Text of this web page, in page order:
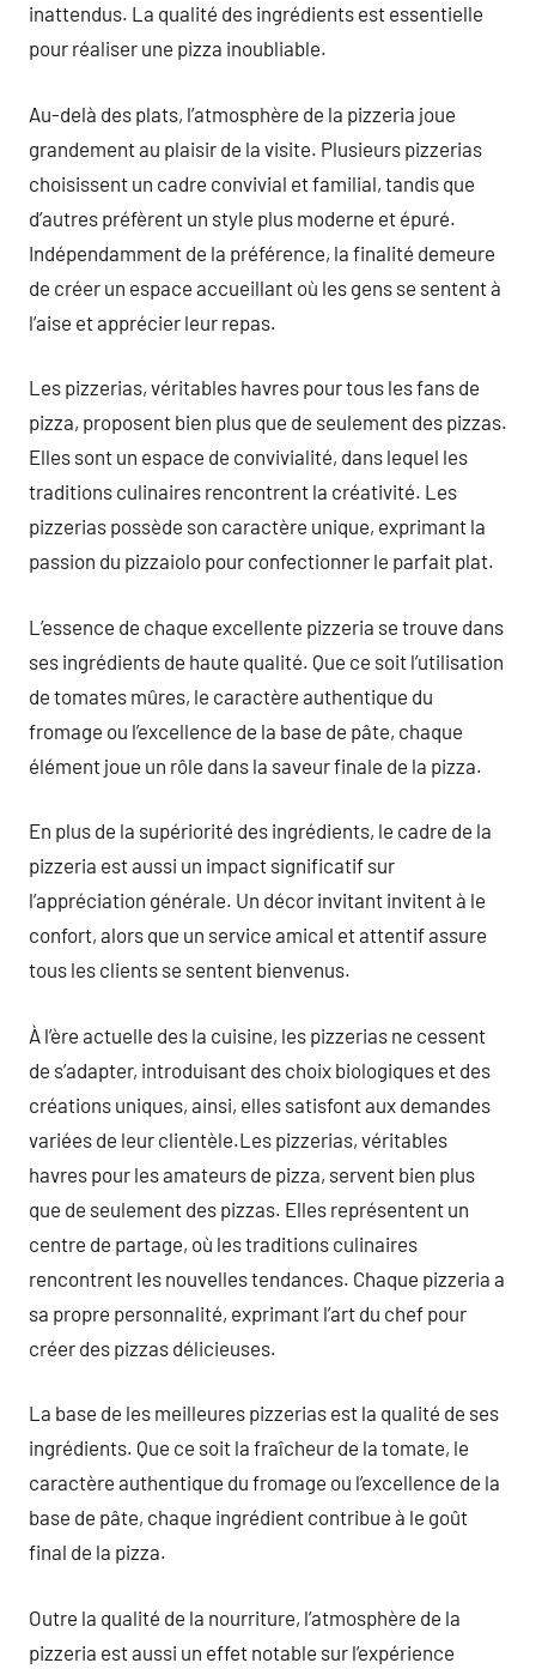
inattendus. La qualité des ingrédients est essentielle
pour réaliser une pizza inoubliable.
Au-delà des plats, l’atmosphère de la pizzeria joue
grandement au plaisir de la visite. Plusieurs pizzerias
choisissent un cadre convivial et familial, tandis que
d’autres préfèrent un style plus moderne et épuré.
Indépendamment de la préférence, la finalité demeure
de créer un espace accueillant où les gens se sentent à
l’aise et apprécier leur repas.
Les pizzerias, véritables havres pour tous les fans de
pizza, proposent bien plus que de seulement des pizzas.
Elles sont un espace de convivialité, dans lequel les
traditions culinaires rencontrent la créativité. Les
pizzerias possède son caractère unique, exprimant la
passion du pizzaiolo pour confectionner le parfait plat.
L’essence de chaque excellente pizzeria se trouve dans
ses ingrédients de haute qualité. Que ce soit l’utilisation
de tomates mûres, le caractère authentique du
fromage ou l’excellence de la base de pâte, chaque
élément joue un rôle dans la saveur finale de la pizza.
En plus de la supériorité des ingrédients, le cadre de la
pizzeria est aussi un impact significatif sur
l’appréciation générale. Un décor invitant invitent à le
confort, alors que un service amical et attentif assure
tous les clients se sentent bienvenus.
À l’ère actuelle des la cuisine, les pizzerias ne cessent
de s’adapter, introduisant des choix biologiques et des
créations uniques, ainsi, elles satisfont aux demandes
variées de leur clientèle.Les pizzerias, véritables
havres pour les amateurs de pizza, servent bien plus
que de seulement des pizzas. Elles représentent un
centre de partage, où les traditions culinaires
rencontrent les nouvelles tendances. Chaque pizzeria a
sa propre personnalité, exprimant l’art du chef pour
créer des pizzas délicieuses.
La base de les meilleures pizzerias est la qualité de ses
ingrédients. Que ce soit la fraîcheur de la tomate, le
caractère authentique du fromage ou l’excellence de la
base de pâte, chaque ingrédient contribue à le goût
final de la pizza.
Outre la qualité de la nourriture, l’atmosphère de la
pizzeria est aussi un effet notable sur l’expérience